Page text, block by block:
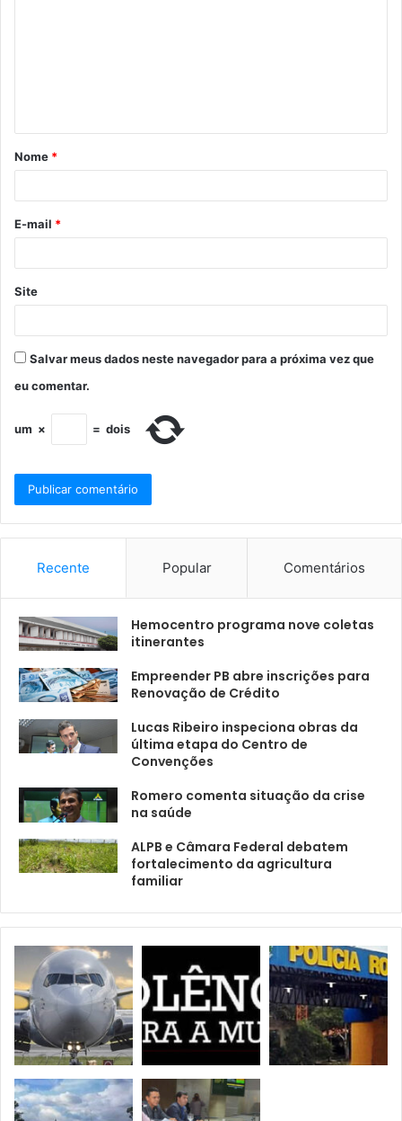
Nome *
E-mail *
Site
Salvar meus dados neste navegador para a próxima vez que
eu comentar.
um × = dois
Recente Popular Comentários
Hemocentro programa nove coletas
itinerantes
Empreender PB abre inscrições para
Renovação de Crédito
Lucas Ribeiro inspeciona obras da
última etapa do Centro de
Convenções
Romero comenta situação da crise
na saúde
ALPB e Câmara Federal debatem
fortalecimento da agricultura
familiar